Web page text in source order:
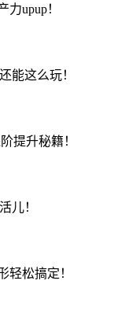
upup！
能这么玩！
提升秘籍！
儿！
轻松搞定！